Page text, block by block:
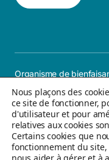
Organisme de
Carrières
FAQ
Accessibilité
Plan du
Nous plaçons des
ce site de fonctionner,
d'utilisateur et pour
relatives aux cookies
Certains cookies que
fonctionnement du